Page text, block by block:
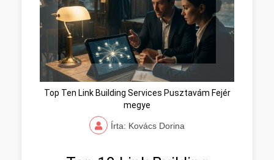
Top Ten Link Building Services Pusztavám Fejér
megye
Írta: Kovács Dorina